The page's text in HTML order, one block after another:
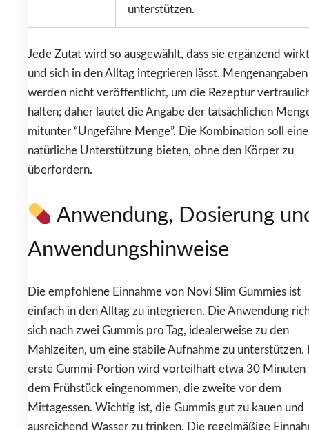
unterstützen.
Jede Zutat wird so ausgewählt, dass sie ergänzend wirkt
und sich in den Alltag integrieren lässt. Mengenangaben
werden nicht veröffentlicht, um die Rezeptur
halten; daher lautet die Angabe der tatsächlichen
mitunter “Ungefähre Menge”. Die Kombination soll eine
natürliche Unterstützung bieten, ohne den Körper zu
überfordern.
Anwendung, Dosierung
Anwendungshinweise
Die empfohlene Einnahme von Novi Slim Gummies ist
einfach in den Alltag zu integrieren. Die Anwendung
sich nach zwei Gummis pro Tag, idealerweise zu den
Mahlzeiten, um eine stabile Aufnahme zu unterstützen.
erste Gummi-Portion wird vorteilhaft etwa 30 Minuten
dem Frühstück eingenommen, die zweite vor dem
Mittagessen. Wichtig ist, die Gummis gut zu kauen und
ausreichend Wasser zu trinken. Die regelmäßige